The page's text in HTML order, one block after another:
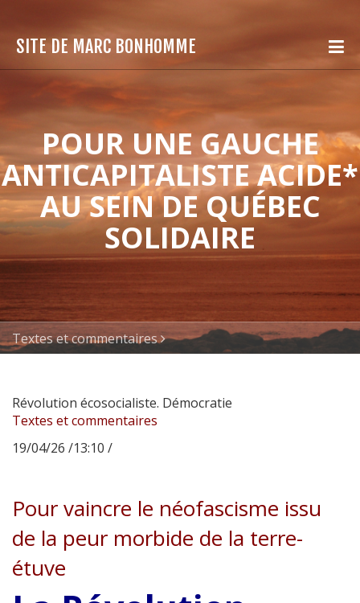
SITE DE MARC BONHOMME
POUR UNE GAUCHE
ANTICAPITALISTE ACIDE*
AU SEIN DE QUÉBEC
SOLIDAIRE
Textes et commentaires
Révolution écosocialiste. Démocratie
Textes et commentaires
19/04/26 /13:10 /
Pour vaincre le néofascisme issu
de la peur morbide de la terre-
étuve